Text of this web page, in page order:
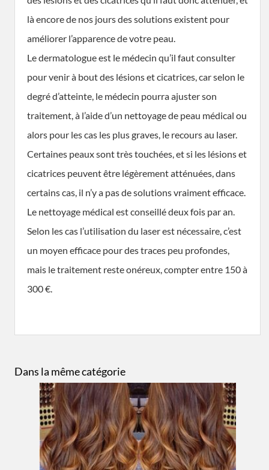
là encore de nos jours des solutions existent pour
améliorer l’apparence de votre peau.
Le dermatologue est le médecin qu’il faut consulter
pour venir à bout des lésions et cicatrices, car selon le
degré d’atteinte, le médecin pourra ajuster son
traitement, à l’aide d’un nettoyage de peau médical ou
alors pour les cas les plus graves, le recours au laser.
Certaines peaux sont très touchées, et si les lésions et
cicatrices peuvent être légèrement atténuées, dans
certains cas, il n’y a pas de solutions vraiment efficace.
Le nettoyage médical est conseillé deux fois par an.
Selon les cas l’utilisation du laser est nécessaire, c’est
un moyen efficace pour des traces peu profondes,
mais le traitement reste onéreux, compter entre 150 à
300 €.
Dans la même catégorie